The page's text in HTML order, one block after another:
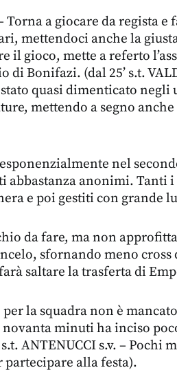
Torna a giocare da regista e
mettendoci anche la
il gioco, mette a referto
di Bonifazi. (dal 25’ s.t.
quasi dimenticato
mettendo a segno
nel
abbastanza anonimi. Tanti
e poi gestiti con grande
da fare, ma non
sfornando meno cross
saltare la trasferta di
per la squadra non è
novanta minuti ha inciso
s.t. ANTENUCCI s.v. – Pochi
alla festa).